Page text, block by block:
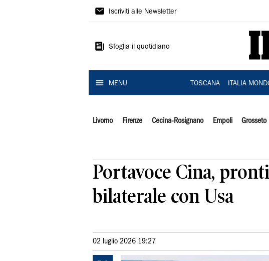
Il
Iscriviti alle Newsletter
Sfoglia il quotidiano
MENU TOSCANA ITALIA
Livorno Firenze Cecina-Rosignano Empoli Grosseto
Portavoce Cina,
bilaterale con Usa
02 luglio 2026 19:27